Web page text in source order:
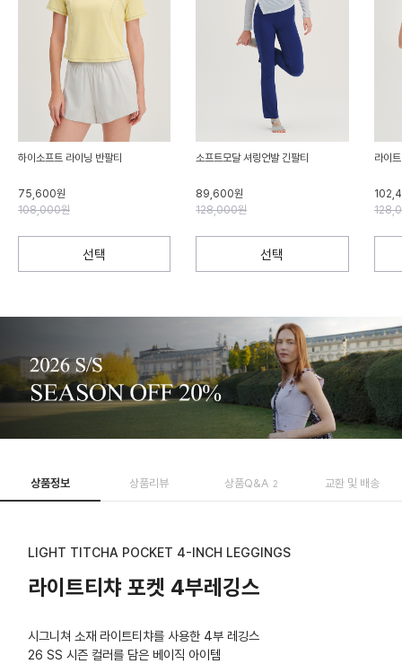
하이소프트 라이닝 반팔티
75,600원
108,000원
선택
소프트모달 셔링언발 긴팔티
89,600원
128,000원
선택
라이
상품정보 상품리뷰 상품Q&A 2 교환 및 배송
LIGHT TITCHA POCKET 4-INCH LEGGINGS
라이트티챠 포켓 4부레깅스
시그니쳐 소재 라이트티챠를 사용한 4부 레깅스
26 SS 시즌 컬러를 담은 베이직 아이템